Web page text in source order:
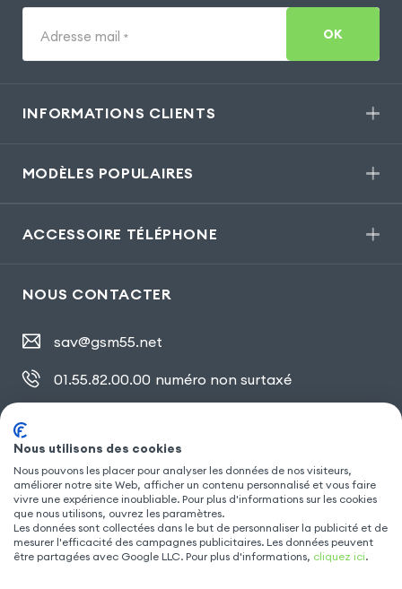
Adresse mail * OK
INFORMATIONS CLIENTS
MODÈLES POPULAIRES
ACCESSOIRE TÉLÉPHONE
NOUS CONTACTER
sav@gsm55.net
01.55.82.00.00 numéro non surtaxé
SUIVEZ NOUS
Nous utilisons des cookies
Nous pouvons les placer pour analyser les données de nos visiteurs,
améliorer notre site Web, afficher un contenu personnalisé et vous faire
vivre une expérience inoubliable. Pour plus d'informations sur les cookies
que nous utilisons, ouvrez les paramètres.
Les données sont collectées dans le but de personnaliser la publicité et de
mesurer l'efficacité des campagnes publicitaires. Les données peuvent
être partagées avec Google LLC. Pour plus d'informations, cliquez ici.